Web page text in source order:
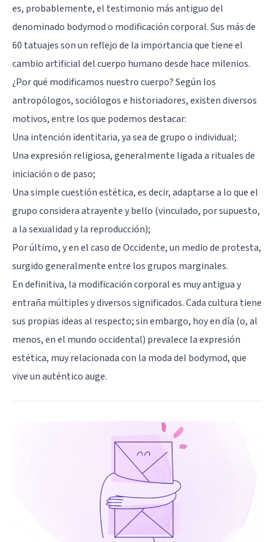
es, probablemente, el testimonio más antiguo del
denominado bodymod o modificación corporal. Sus más de
60 tatuajes son un reflejo de la importancia que tiene el
cambio artificial del cuerpo humano desde hace milenios.
¿Por qué modificamos nuestro cuerpo? Según los
antropólogos, sociólogos e historiadores, existen diversos
motivos, entre los que podemos destacar:
Una intención identitaria, ya sea de grupo o individual;
Una expresión religiosa, generalmente ligada a rituales de
iniciación o de paso;
Una simple cuestión estética, es decir, adaptarse a lo que el
grupo considera atrayente y bello (vinculado, por supuesto,
a la sexualidad y la reproducción);
Por último, y en el caso de Occidente, un medio de protesta,
surgido generalmente entre los grupos marginales.
En definitiva, la modificación corporal es muy antigua y
entraña múltiples y diversos significados. Cada cultura tiene
sus propias ideas al respecto; sin embargo, hoy en día (o, al
menos, en el mundo occidental) prevalece la expresión
estética, muy relacionada con la moda del bodymod, que
vive un auténtico auge.